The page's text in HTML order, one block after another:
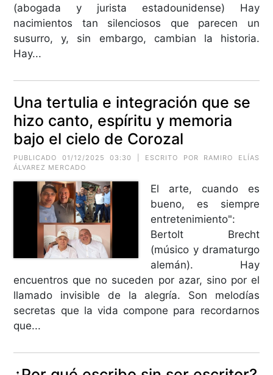
(abogada y jurista estadounidense) Hay
nacimientos tan silenciosos que parecen un
susurro, y, sin embargo, cambian la historia.
Hay...
Una tertulia e integración que se
hizo canto, espíritu y memoria
bajo el cielo de Corozal
PUBLICADO 01/12/2025 03:30 | ESCRITO POR RAMIRO ELÍAS
ÁLVAREZ MERCADO
El arte, cuando es
bueno, es siempre
entretenimiento":
Bertolt Brecht
(músico y dramaturgo
alemán). Hay
encuentros que no suceden por azar, sino por el
llamado invisible de la alegría. Son melodías
secretas que la vida compone para recordarnos
que...